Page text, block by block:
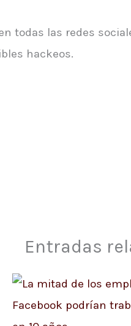
todas las redes
hackeos.
Entradas